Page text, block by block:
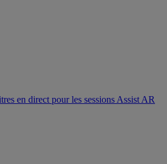
en direct pour les sessions Assist AR